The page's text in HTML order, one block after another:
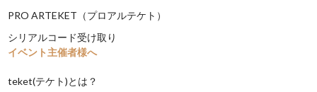
PRO ARTEKET（プロアルテケト）
シリアルコード受け取り
イベント主催者様へ
teket(テケト)とは？